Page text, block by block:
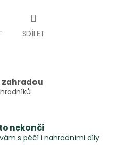
SDÍLET
zahradou
nekončí
s péčí i nahradními díly